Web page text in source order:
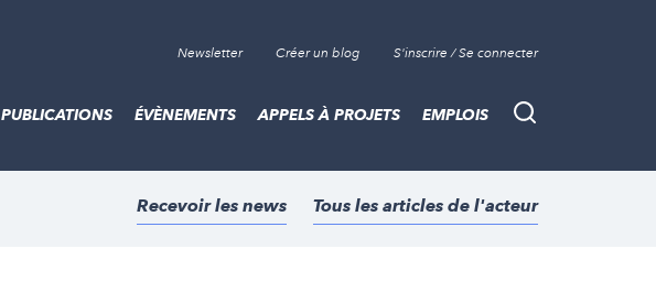
Newsletter Créer un blog S'inscrire / Se connecter
Recherche
PUBLICATIONS ÉVÈNEMENTS APPELS À PROJETS EMPLOIS
Recevoir les news Tous les articles de l'acteur